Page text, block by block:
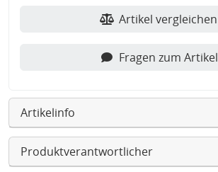
Artikel vergleichen
Fragen zum Artikel
Artikelinfo
Produktverantwortlicher